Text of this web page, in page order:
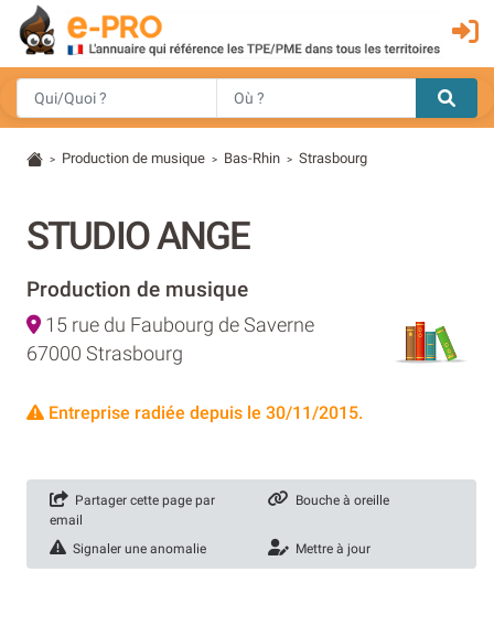
> Production de musique > Bas-Rhin > Strasbourg
STUDIO ANGE
Production de musique
15 rue du Faubourg de Saverne
67000 Strasbourg
Entreprise radiée depuis le 30/11/2015.
Partager cette page par
email
Bouche à oreille
Signaler une anomalie Mettre à jour